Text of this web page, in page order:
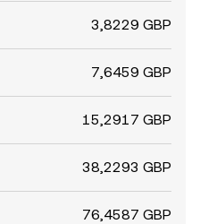
3,8229 GBP
7,6459 GBP
15,2917 GBP
38,2293 GBP
76,4587 GBP